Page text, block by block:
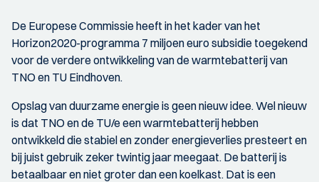
De Europese Commissie heeft in het kader van het
Horizon2020-programma 7 miljoen euro subsidie toegekend
voor de verdere ontwikkeling van de warmtebatterij van
TNO en TU Eindhoven.
Opslag van duurzame energie is geen nieuw idee. Wel nieuw
is dat TNO en de TU/e een warmtebatterij hebben
ontwikkeld die stabiel en zonder energieverlies presteert en
bij juist gebruik zeker twintig jaar meegaat. De batterij is
betaalbaar en niet groter dan een koelkast. Dat is een